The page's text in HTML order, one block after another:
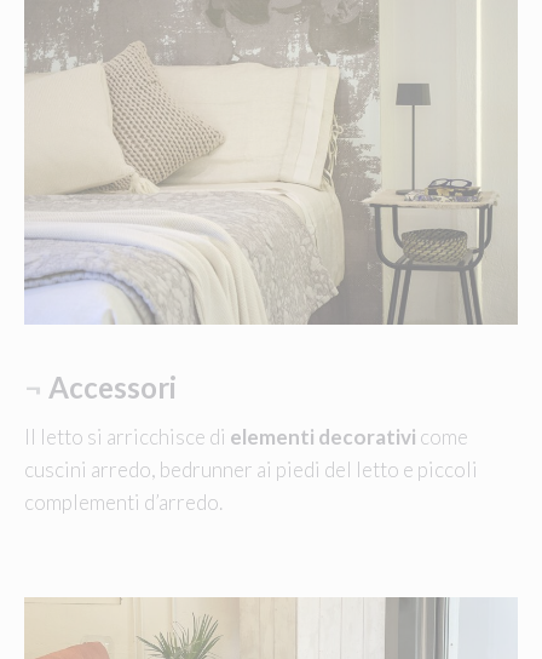
¬ Accessori
Il letto si arricchisce di elementi decorativi come
cuscini arredo, bedrunner ai piedi del letto e piccoli
complementi d’arredo.